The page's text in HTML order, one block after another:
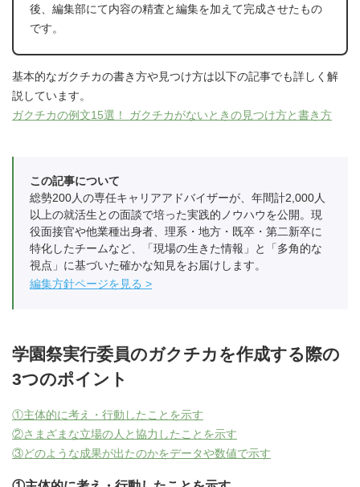
後、編集部にて内容の精査と編集を加えて完成させたもの
です。
基本的なガクチカの書き方や見つけ方は以下の記事でも詳しく解
説しています。
ガクチカの例文15選！ ガクチカがないときの見つけ方と書き方
この記事について
総勢200人の専任キャリアアドバイザーが、年間計2,000人
以上の就活生との面談で培った実践的ノウハウを公開。現
役面接官や他業種出身者、理系・地方・既卒・第二新卒に
特化したチームなど、「現場の生きた情報」と「多角的な
視点」に基づいた確かな知見をお届けします。
編集方針ページを見る
学園祭実行委員のガクチカを作成する際の
3つのポイント
①主体的に考え・行動したことを示す
②さまざまな立場の人と協力したことを示す
③どのような成果が出たのかをデータや数値で示す